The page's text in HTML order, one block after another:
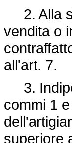
2. Alla
vendita o
all'art. 7.
3.
commi 1
superiore